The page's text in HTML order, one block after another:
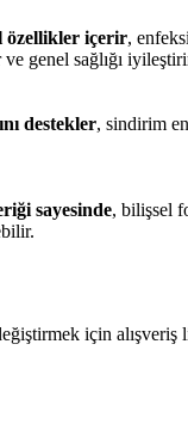
içerir,
genel sağlığı
destekler, sindirim
sayesinde, bilişsel
için